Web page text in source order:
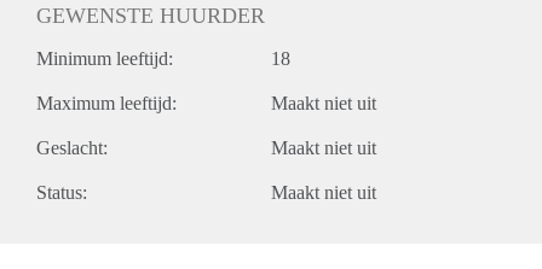
GEWENSTE HUURDER
Minimum leeftijd: 18
Maximum leeftijd: Maakt niet uit
Geslacht: Maakt niet uit
Status: Maakt niet uit